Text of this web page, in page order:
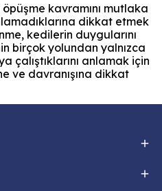
kavramını mutlaka
dikkat etmek
kedilerin duygularını
birçok yolundan yalnızca
çalıştıklarını anlamak için
ve davranışına dikkat